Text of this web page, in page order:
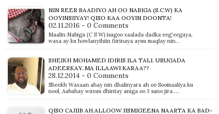
NIN REER BAADIYO AH OO NABIGA (S.C.W) KA
OOYINSIIYAY! QISO KAA OOYIN DOONTA!
02.11.2016 - 0 Comments
Maalin Nabiga (C S W) isagoo xaalada dadka eeg'eegaya,
waxa ay ku howlanyihiin fiirinaya ayuu maqlay nin…
SHEIKH MOHAMED IDIRIS ILA TALI. URUGADA
ADEERKAY..MA ILLAAWI KARAA??
28.12.2014 - 0 Comments
Sheekh Waxaan ahay nin dhalinyara ah oo Soomaaliya ku
nool, Aabahay wuxuu dhintay aniga oo 3 sano jira..…
QISO CAJIIB AH.ALLOOW JISMIGEENA NAARTA KA BAD-